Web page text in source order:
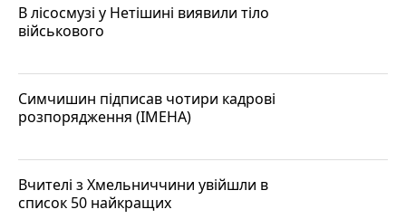
В лісосмузі у Нетішині виявили тіло
військового
Симчишин підписав чотири кадрові
розпорядження (ІМЕНА)
Вчителі з Хмельниччини увійшли в
список 50 найкращих